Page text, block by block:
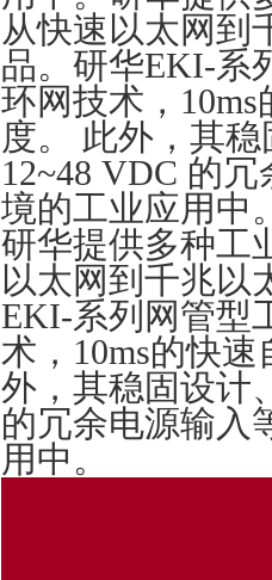
从快速以太网到
品。研华EKI-系
环网技术，
度。 此外，其
12~48 VDC 的
境的工业应用中
研华提供多种工
以太网到千兆以
EKI-系列网管型
术，10ms的快
外，其稳固设计
的冗余电源输入
用中。